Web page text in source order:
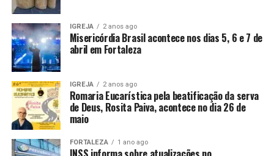
IGREJA 2 anos ago
Misericórdia Brasil acontece nos dias 5, 6 e 7 de
abril em Fortaleza
IGREJA 2 anos ago
Romaria Eucarística pela beatificação da serva
de Deus, Rosita Paiva, acontece no dia 26 de
maio
FORTALEZA 1 ano ago